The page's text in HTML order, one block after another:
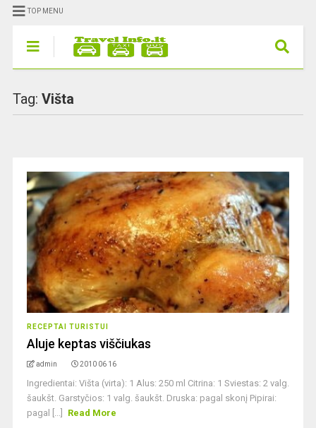
TOP MENU
Tag: Višta
RECEPTAI TURISTUI
Aluje keptas viščiukas
admin 2010 06 16
Ingredientai: Višta (virta): 1 Alus: 250 ml Citrina: 1 Sviestas: 2 valg.
šaukšt. Garstyčios: 1 valg. šaukšt. Druska: pagal skonį Pipirai:
pagal [...]
Read More